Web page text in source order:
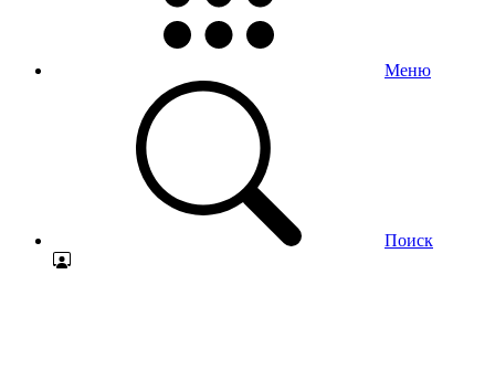
Меню
Поиск